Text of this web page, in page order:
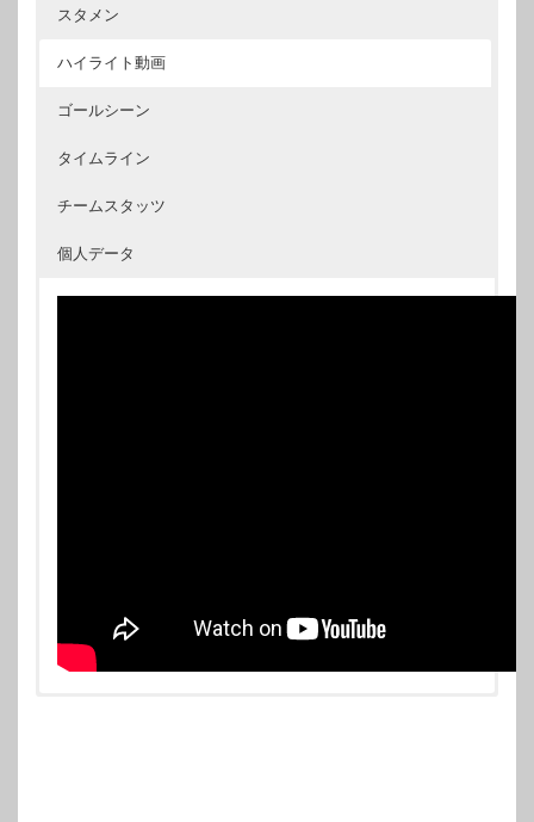
スタメン
ハイライト動画
ゴールシーン
タイムライン
チームスタッツ
個人データ